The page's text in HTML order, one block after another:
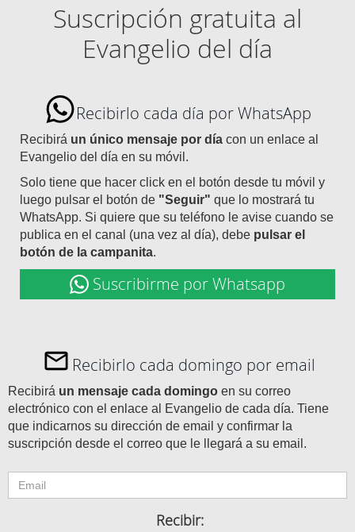
Suscripción gratuita al
Evangelio del día
Recibirlo cada día por WhatsApp
Recibirá un único mensaje por día con un enlace al
Evangelio del día en su móvil.
Solo tiene que hacer click en el botón desde tu móvil y
luego pulsar el botón de "Seguir" que lo mostrará tu
WhatsApp. Si quiere que su teléfono le avise cuando se
publica en el canal (una vez al día), debe pulsar el
botón de la campanita.
Suscribirme por Whatsapp
Recibirlo cada domingo por email
Recibirá un mensaje cada domingo en su correo
electrónico con el enlace al Evangelio de cada día. Tiene
que indicarnos su dirección de email y confirmar la
suscripción desde el correo que le llegará a su email.
Recibir: